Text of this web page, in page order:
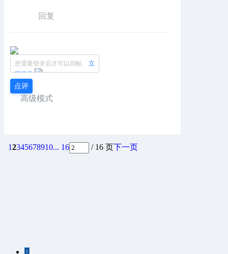
回复
您需要登录后才可以回帖
立
即登录
点评
高级模式
12345678910... 16 / 16 页下一页
